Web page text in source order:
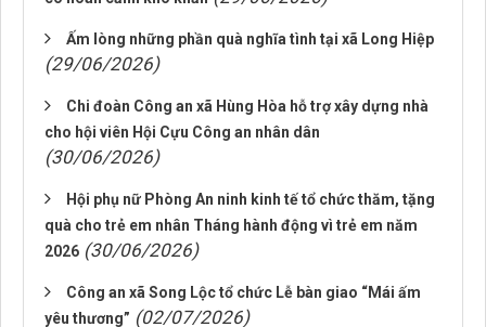
Ấm lòng những phần quà nghĩa tình tại xã Long Hiệp
(29/06/2026)
Chi đoàn Công an xã Hùng Hòa hỗ trợ xây dựng nhà
cho hội viên Hội Cựu Công an nhân dân
(30/06/2026)
Hội phụ nữ Phòng An ninh kinh tế tổ chức thăm, tặng
quà cho trẻ em nhân Tháng hành động vì trẻ em năm
2026 (30/06/2026)
Công an xã Song Lộc tổ chức Lễ bàn giao “Mái ấm
yêu thương” (02/07/2026)